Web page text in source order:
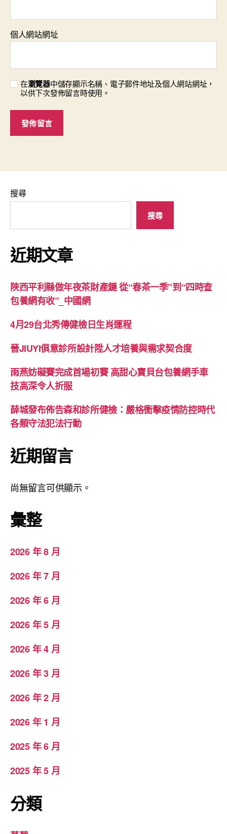
個人網站網址
在瀏覽器中儲存顯示名稱、電子郵件地址及個人網站網址，
以供下次發佈留言時使用。
搜尋
搜尋
近期文章
陜西平利縣做年夜茶財產鏈 從“春茶一季”到“四時查
包養網有收”_中國網
4月29台北秀傳健檢日生肖運程
晉JIUYI俱意診所設計陞人才培養與需求契合度
雨燕妨礙賽完成首場初賽 高甜心寶貝台包養網手車
技高深令人折服
薛城發布佈告森和診所健檢：嚴格衝擊疫情防控時代
各類守法犯法行動
近期留言
尚無留言可供顯示。
彙整
2026 年 8 月
2026 年 7 月
2026 年 6 月
2026 年 5 月
2026 年 4 月
2026 年 3 月
2026 年 2 月
2026 年 1 月
2025 年 6 月
2025 年 5 月
分類